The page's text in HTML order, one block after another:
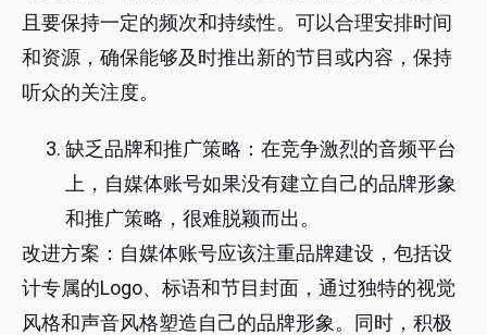
且要保持一定的频次和持续性。可以合理安排时间
和资源，确保能够及时推出新的节目或内容，保持
听众的关注度。
缺乏品牌和推广策略：在竞争激烈的音频平台
上，自媒体账号如果没有建立自己的品牌形象
和推广策略，很难脱颖而出。
改进方案：自媒体账号应该注重品牌建设，包括设
计专属的Logo、标语和节目封面，通过独特的视觉
风格和声音风格塑造自己的品牌形象。同时，积极